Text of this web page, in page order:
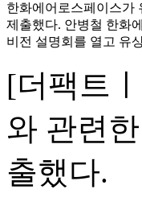
한화에어로스페이스가
제출했다. 안병철 한화
비전 설명회를 열고 유
[더팩트
와 관련
출했다.